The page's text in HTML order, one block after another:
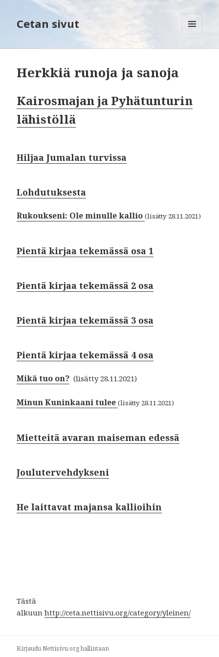
Cetan sivut
JA
Herkkiä runoja ja sanoja
Kairosmajan ja Pyhätunturin
lähistöllä
Hiljaa Jumalan turvissa
Lohdutuksesta
Rukoukseni: Ole minulle kallio(lisätty 28.11.2021)
Pientä kirjaa tekemässä osa 1
Pientä kirjaa tekemässä 2 osa
Pientä kirjaa tekemässä 3 osa
Pientä kirjaa tekemässä 4 osa
Mikä tuo on? (lisätty 28.11.2021)
Minun Kuninkaani tulee(lisätty 28.11.2021)
Mietteitä avaran maiseman edessä
Joulutervehdykseni
He laittavat majansa kallioihin
Tästä
alkuunhttp://ceta.nettisivu.org/category/yleinen/
Kirjaudu Nettisivu.org hallintaan